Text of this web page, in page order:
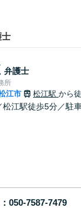
弁護士
所
江市 松江駅 から
松江駅徒歩5分／駐